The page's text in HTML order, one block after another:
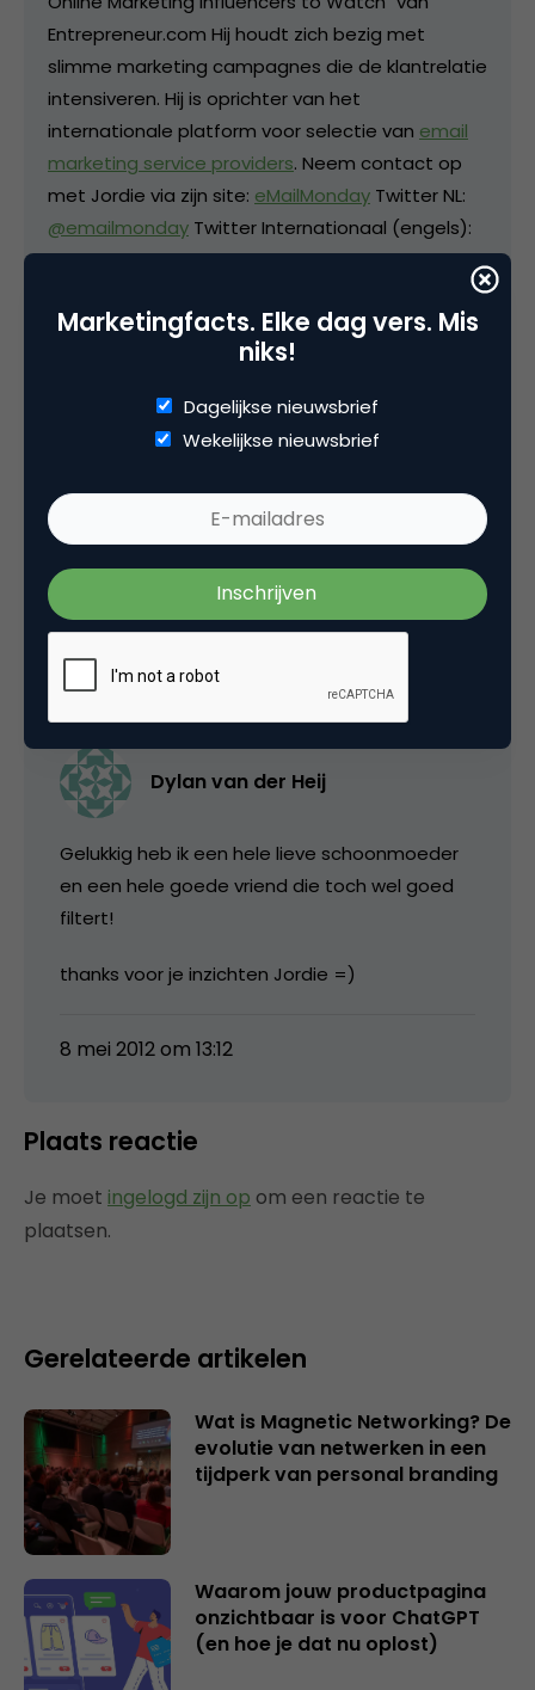
Entrepreneur.com Hij houdt zich bezig met
slimme marketing campagnes die de klantrelatie
intensiveren. Hij is oprichter van het
internationale platform voor selectie van email
marketing service providers. Neem contact op
met Jordie via zijn site: eMailMonday Twitter NL:
@emailmonday Twitter Internationaal (engels):
@jvanrijnOf bekijk ookemailaudience
Direct marketing & Personalisatie
Tags
e-mail marketing
1 Reactie
Dylan van der Heij
Gelukkig heb ik een hele lieve schoonmoeder
en een hele goede vriend die toch wel goed
filtert!
thanks voor je inzichten Jordie =)
8 mei 2012 om 13:12
Plaats reactie
Je moet ingelogd zijn op om een reactie te
plaatsen.
Gerelateerde artikelen
Wat is Magnetic Networking? De
evolutie van netwerken in een
tijdperk van personal branding
Waarom jouw productpagina
onzichtbaar is voor ChatGPT
(en hoe je dat nu oplost)
Marketingfacts. Elke dag vers. Mis
niks!
Dagelijkse nieuwsbrief
Wekelijkse nieuwsbrief